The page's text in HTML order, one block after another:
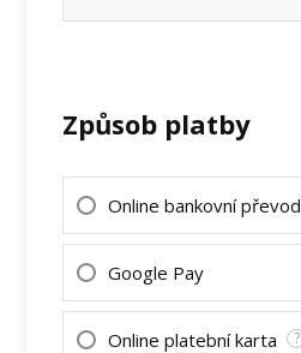
Způsob platby
Online bankovní převod
Google Pay
Online platební karta ?